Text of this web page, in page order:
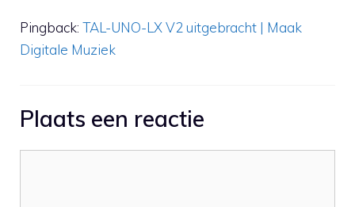
Pingback: TAL-UNO-LX V2 uitgebracht | Maak
Digitale Muziek
Plaats een reactie